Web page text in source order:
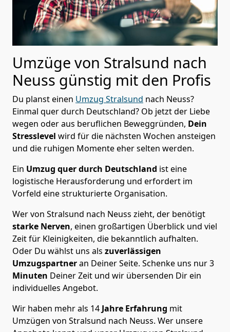
Umzüge von Stralsund nach
Neuss günstig mit den Profis
Du planst einen Umzug Stralsund nach Neuss?
Einmal quer durch Deutschland? Ob jetzt der Liebe
wegen oder aus beruflichen Beweggründen, Dein
Stresslevel wird für die nächsten Wochen ansteigen
und die ruhigen Momente eher selten werden.
Ein Umzug quer durch Deutschland ist eine
logistische Herausforderung und erfordert im
Vorfeld eine strukturierte Organisation.
Wer von Stralsund nach Neuss zieht, der benötigt
starke Nerven, einen großartigen Überblick und viel
Zeit für Kleinigkeiten, die bekanntlich aufhalten.
Oder Du wählst uns als zuverlässigen
Umzugspartneran Deiner Seite. Schenke uns nur3
Minuten Deiner Zeit und wir übersenden Dir ein
individuelles Angebot.
Wir haben mehr als 14 Jahre Erfahrung mit
Umzügen von Stralsund nach Neuss. Wer unsere